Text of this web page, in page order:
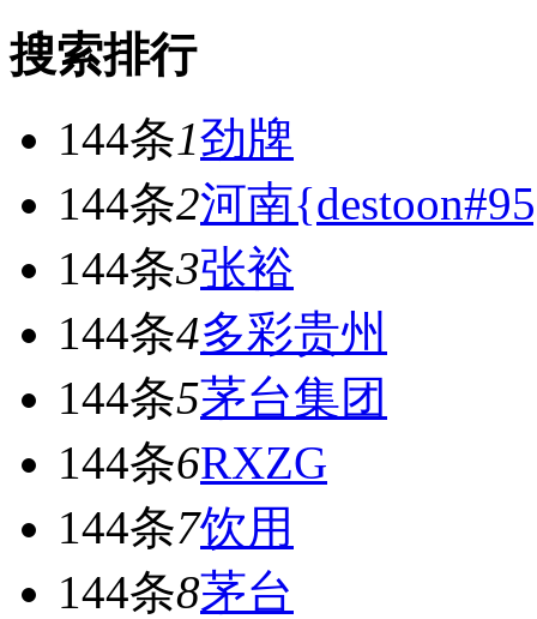
搜索排行
144条1劲牌
144条2河南
144条3张裕
144条4多彩贵州
144条5茅台集团
144条6RXZG
144条7饮用
144条8茅台